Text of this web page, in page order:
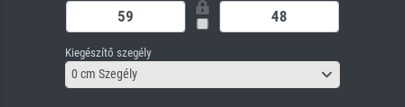
Kiegészítő szegély
0 cm Szegély